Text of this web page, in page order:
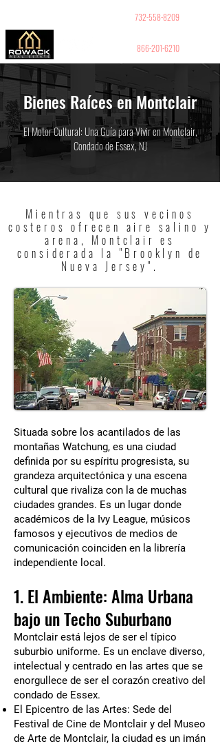
732-558-8209
866-201-6210
Bienes Raíces en Montclair
El Motor Cultural: Una Guía para Vivir en Montclair,
Condado de Essex, NJ
Mientras que sus vecinos
costeros ofrecen aire salino y
arena, Montclair es
considerada la "Brooklyn de
Nueva Jersey".
Situada sobre los acantilados de las
montañas Watchung, es una ciudad
definida por su espíritu progresista, su
grandeza arquitectónica y una escena
cultural que rivaliza con la de muchas
ciudades grandes. Es un lugar donde
académicos de la Ivy League, músicos
famosos y ejecutivos de medios de
comunicación coinciden en la librería
independiente local.
1. El Ambiente: Alma Urbana
bajo un Techo Suburbano
Montclair está lejos de ser el típico
suburbio uniforme. Es un enclave diverso,
intelectual y centrado en las artes que se
enorgullece de ser el corazón creativo del
condado de Essex.
El Epicentro de las Artes: Sede del
Festival de Cine de Montclair y del Museo
de Arte de Montclair, la ciudad es un imán